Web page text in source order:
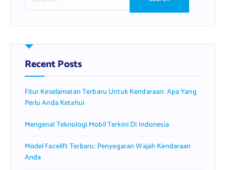
r
h
f
o
:
Recent Posts
Fitur Keselamatan Terbaru Untuk Kendaraan: Apa Yang
Perlu Anda Ketahui
Mengenal Teknologi Mobil Terkini Di Indonesia
Model Facelift Terbaru: Penyegaran Wajah Kendaraan
Anda